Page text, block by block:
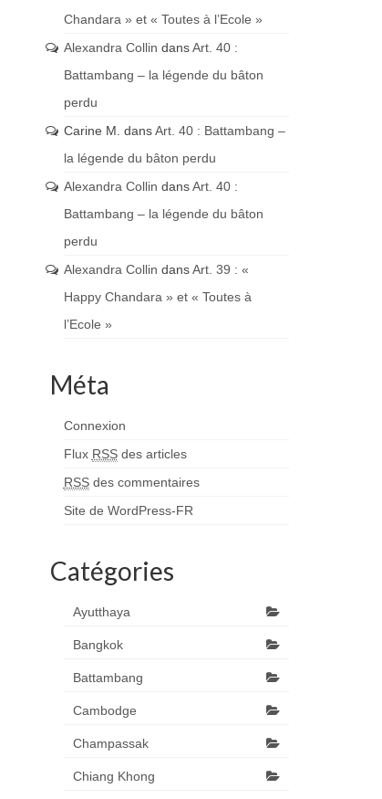
Chandara » et « Toutes à l’Ecole »
Alexandra Collin dansArt. 40 :
Battambang – la légende du bâton
perdu
Carine M. dansArt. 40 : Battambang –
la légende du bâton perdu
Alexandra Collin dansArt. 40 :
Battambang – la légende du bâton
perdu
Alexandra Collin dansArt. 39 : «
Happy Chandara » et « Toutes à
l’Ecole »
Méta
Connexion
Flux RSSdes articles
RSSdes commentaires
Site de WordPress-FR
Catégories
Ayutthaya
Bangkok
Battambang
Cambodge
Champassak
Chiang Khong